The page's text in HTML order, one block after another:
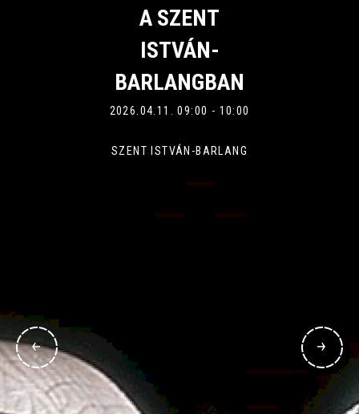
A SZENT
ISTVÁN-
BARLANGBAN
2026.04.11. 09:00 - 10:00
SZENT ISTVÁN-BARLANG